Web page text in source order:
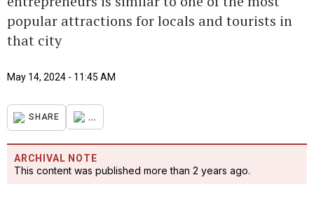
popular attractions for locals and tourists in
that city
May 14, 2024 - 11:45 AM
SHARE ...
ARCHIVAL NOTE
This content was published more than 2 years ago.